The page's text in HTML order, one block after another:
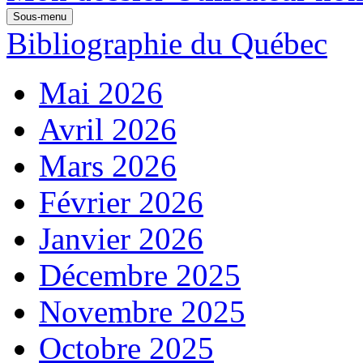
Sous-menu
Bibliographie du Québec
Mai 2026
Avril 2026
Mars 2026
Février 2026
Janvier 2026
Décembre 2025
Novembre 2025
Octobre 2025